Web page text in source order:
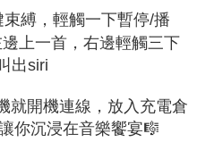
縛，輕觸一下暫停/播
上一首，右邊輕觸三下
出siri
就開機連線，放入充電倉
你沉浸在音樂饗宴🎼